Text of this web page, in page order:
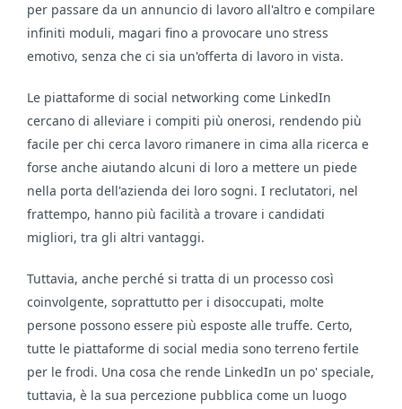
per passare da un annuncio di lavoro all'altro e compilare
infiniti moduli, magari fino a provocare uno stress
emotivo, senza che ci sia un'offerta di lavoro in vista.
Le piattaforme di social networking come LinkedIn
cercano di alleviare i compiti più onerosi, rendendo più
facile per chi cerca lavoro rimanere in cima alla ricerca e
forse anche aiutando alcuni di loro a mettere un piede
nella porta dell'azienda dei loro sogni. I reclutatori, nel
frattempo, hanno più facilità a trovare i candidati
migliori, tra gli altri vantaggi.
Tuttavia, anche perché si tratta di un processo così
coinvolgente, soprattutto per i disoccupati, molte
persone possono essere più esposte alle truffe. Certo,
tutte le piattaforme di social media sono terreno fertile
per le frodi. Una cosa che rende LinkedIn un po' speciale,
tuttavia, è la sua percezione pubblica come un luogo